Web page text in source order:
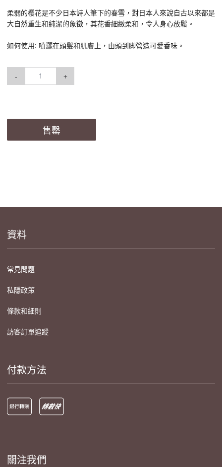
柔弱的櫻花是不少日本詩人筆下的春雪，對日本人來說自古以來都是
大自然重生和純潔的象徵，其花香細緻柔和，令人身心放鬆。
如何使用: 噴灑在頭髮和肌膚上，由頭到脚營造可愛香味。
- +
售罄
資料
常見問題
私隱政策
條款和細則
訪客訂單追蹤
付款方法
關注我們